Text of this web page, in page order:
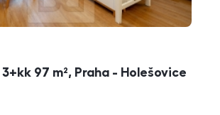
97 m², Praha - Holešovice